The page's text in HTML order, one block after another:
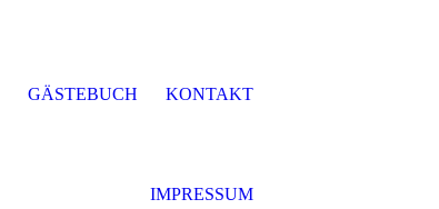
GÄSTEBUCH KONTAKT
IMPRESSUM